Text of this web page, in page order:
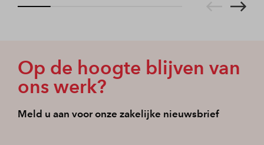
Op de hoogte blijven van
ons werk?
Meld u aan voor onze zakelijke nieuwsbrief